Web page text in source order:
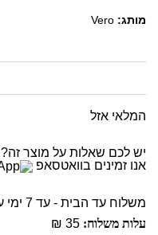
מותג: Vero
המלאי אזל
יש לכם שאלות על מוצר זה?
אנו זמינים בוואטסאפ
משלוח עד הבית - עד 7 ימי עסקים
עלות משלוח: